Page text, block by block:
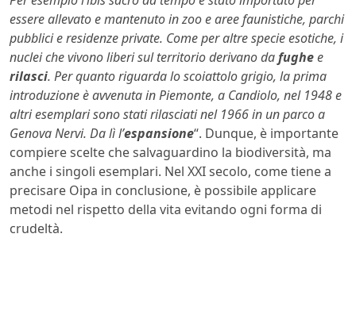
essere allevato e mantenuto in zoo e aree faunistiche, parchi
pubblici e residenze private. Come per altre specie esotiche, i
nuclei che vivono liberi sul territorio derivano dafughee
rilasci. Per quanto riguarda lo scoiattolo grigio, la prima
introduzione è avvenuta in Piemonte, a Candiolo, nel 1948 e
altri esemplari sono stati rilasciati nel 1966 in un parco a
Genova Nervi. Da lì l’espansione“. Dunque, è importante
compiere scelte che salvaguardino la biodiversità, ma
anche i singoli esemplari. Nel XXI secolo, come tiene a
precisare Oipa in conclusione, è possibile applicare
metodi nel rispetto della vita evitando ogni forma di
crudeltà.